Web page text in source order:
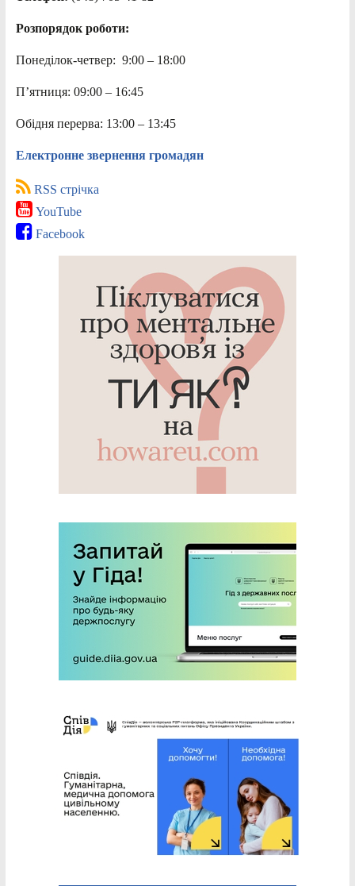
Розпорядок роботи:
Понеділок-четвер: 9:00 – 18:00
П’ятниця: 09:00 – 16:45
Обідня перерва: 13:00 – 13:45
Електронне звернення громадян
RSS стрічка
YouTube
Facebook